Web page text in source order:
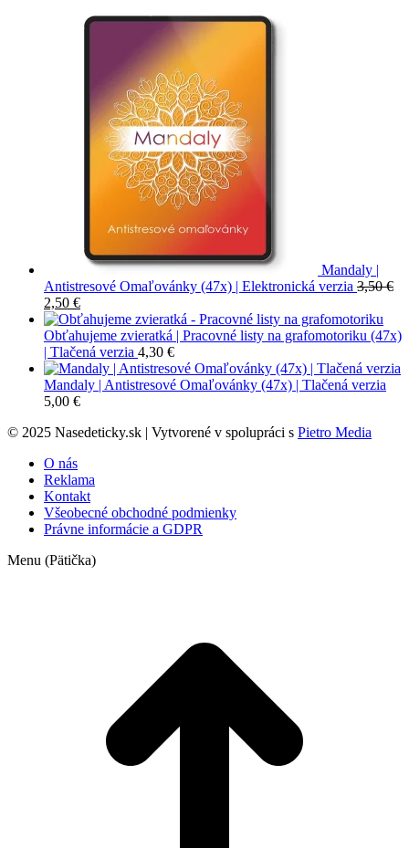
Mandaly |
Antistresové Omaľovánky (47x) | Elektronická verzia 3,50€
Pôvodná
cena
bola:
3,50 €.
2,50 €Aktuálna
cena
je:
2,50 €.
Obťahujeme zvieratká | Pracovné listy na grafomotoriku (47x)
| Tlačená verzia 4,30 €
Mandaly | Antistresové Omaľovánky (47x) | Tlačená verzia
5,00 €
© 2025 Nasedeticky.sk | Vytvorené v spolupráci s Pietro Media
O nás
Reklama
Kontakt
Všeobecné obchodné podmienky
Právne informácie a GDPR
Menu (Pätička)